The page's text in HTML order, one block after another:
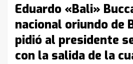
Eduardo «Bali»
nacional oriundo de
pidió al presidente
con la salida de la